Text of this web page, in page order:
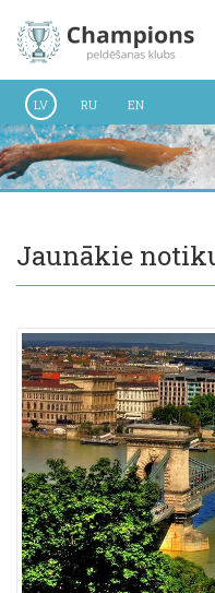
LV RU EN
Jaunākie